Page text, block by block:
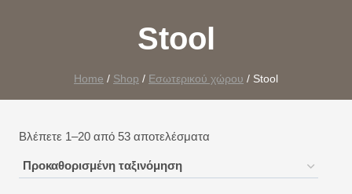
Stool
Home / Shop / Εσωτερικού χώρου / Stool
Βλέπετε 1–20 από 53 αποτελέσματα